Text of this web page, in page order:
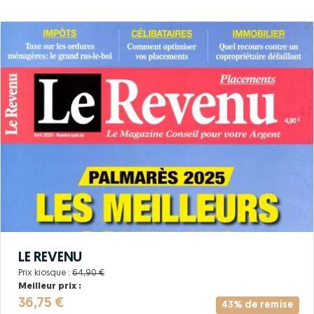
43% de remise
LE REVENU
Prix kiosque : 64,90 €
Meilleur prix :
36,75 €